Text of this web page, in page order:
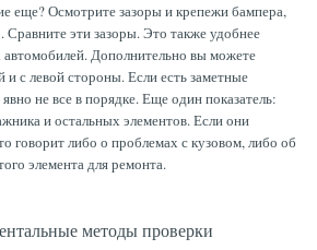
еще? Осмотрите зазоры и крепежи бампера,
эти зазоры. Это также удобнее
автомобилей. Дополнительно вы можете
и с левой стороны. Если есть заметные
не все в порядке. Еще один показатель:
и остальных элементов. Если они
говорит либо о проблемах с кузовом, либо об
элемента для ремонта.
методы проверки